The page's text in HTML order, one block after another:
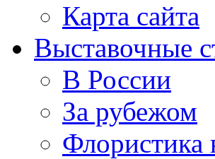
Карта сайта
Выставочные
В России
За рубежом
Флористика